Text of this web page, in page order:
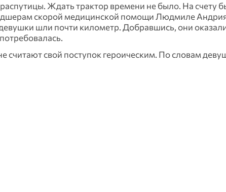
Ждать трактор времени не было. На счету
скорой медицинской помощи Людмиле
шли почти километр. Добравшись, они
свой поступок героическим. По словам